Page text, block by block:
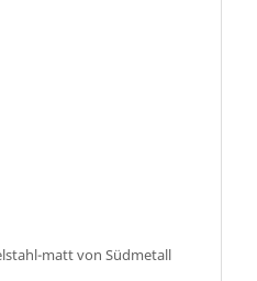
matt von Südmetall